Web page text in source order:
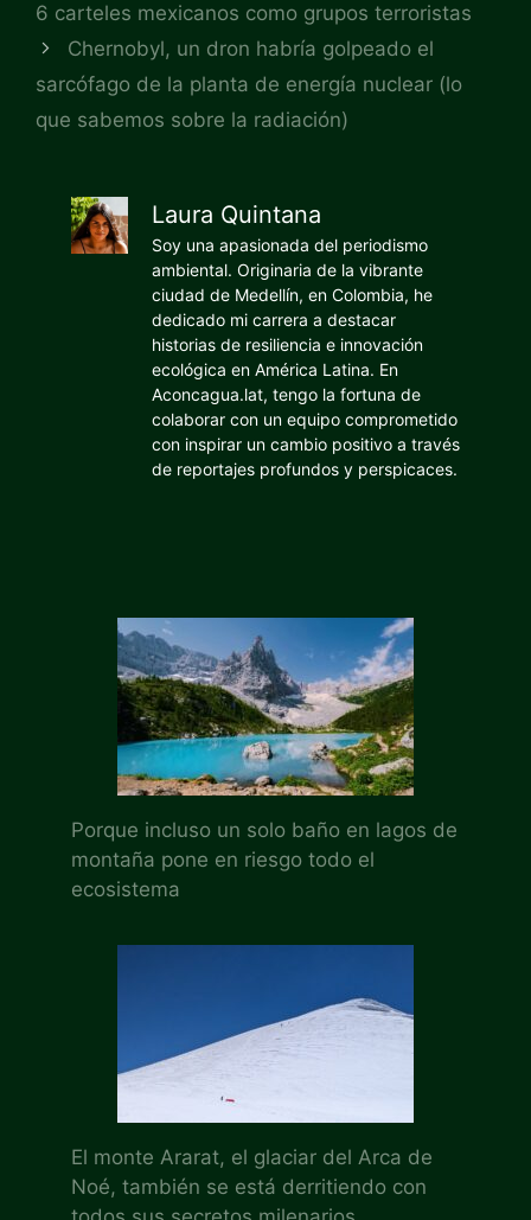
6 carteles mexicanos como grupos terroristas
Chernobyl, un dron habría golpeado el
sarcófago de la planta de energía nuclear (lo
que sabemos sobre la radiación)
Laura Quintana
Soy una apasionada del periodismo
ambiental. Originaria de la vibrante
ciudad de Medellín, en Colombia, he
dedicado mi carrera a destacar
historias de resiliencia e innovación
ecológica en América Latina. En
Aconcagua.lat, tengo la fortuna de
colaborar con un equipo comprometido
con inspirar un cambio positivo a través
de reportajes profundos y perspicaces.
Porque incluso un solo baño en lagos de
montaña pone en riesgo todo el
ecosistema
El monte Ararat, el glaciar del Arca de
Noé, también se está derritiendo con